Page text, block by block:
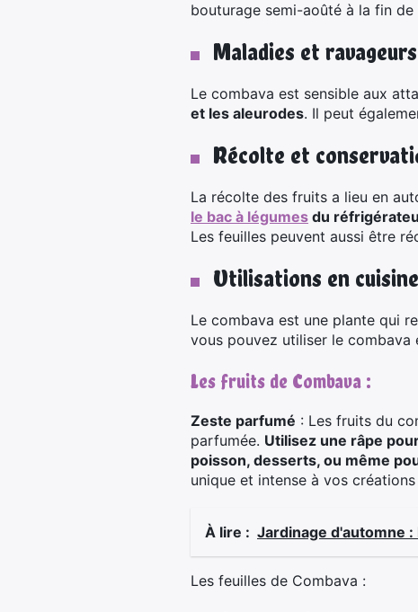
bouturage semi-aoûté à la fin de
Maladies et ravageurs
Le combava est sensible aux
et les aleurodes. Il peut
Récolte et
La récolte des fruits a lieu en
le bac à légumes du
Les feuilles peuvent aussi être
Utilisations en cuisine
Le combava est une plante qui
vous pouvez utiliser le combava
Les fruits de Combava :
Zeste parfumé : Les fruits du
parfumée. Utilisez une râpe
poisson, desserts, ou même
unique et intense à vos
À lire : Jardinage d'automne
Les feuilles de Combava :